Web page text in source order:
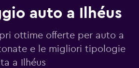
auto a Ilhéus
ottime offerte per auto a
e le migliori tipologie
a Ilhéus